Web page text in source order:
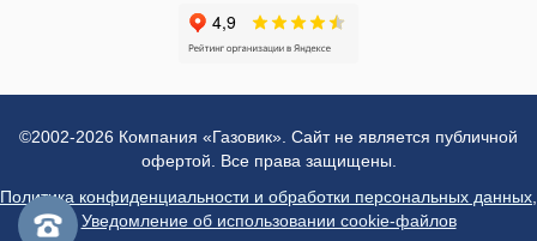
©2002-2026 Компания «Газовик». Сайт не является публичной
офертой. Все права защищены.
Политика конфиденциальности и обработки персональных данных
Уведомление об использовании cookie-файлов